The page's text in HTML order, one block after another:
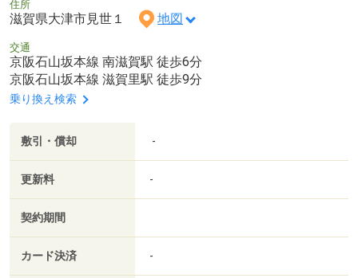
住所
滋賀県大津市見世１ 地図
交通
京阪石山坂本線 南滋賀駅 徒歩6分
京阪石山坂本線 滋賀里駅 徒歩9分
乗り換え検索
敷引・償却 -
更新料 -
契約期間
カード決済 -